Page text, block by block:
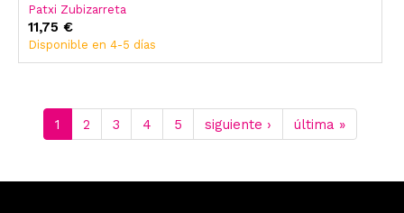
Patxi Zubizarreta
11,75 €
Disponible en 4-5 días
1 2 3 4 5 siguiente › última »